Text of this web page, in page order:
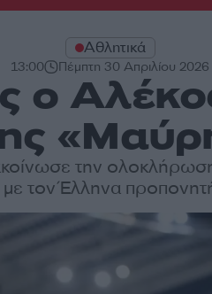
Αθλητικά
13:00 Πέμπτη 30 Απριλίου 2026
ο
την
με τον Έλληνα